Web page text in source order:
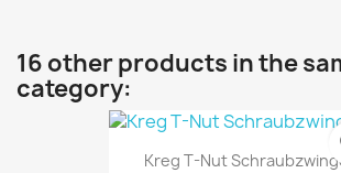
16 other products in the
category:
Kreg T-Nut